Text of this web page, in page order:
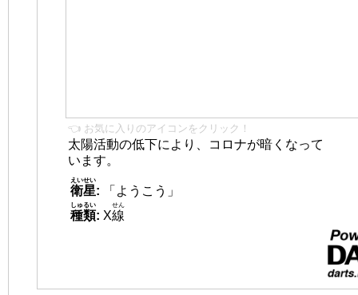
👈 お気に入りのアイコンをクリック！
太陽活動の低下により、コロナが暗くなって
います。
衛星
えいせい
:
「ようこう」
種類
しゅるい
: X線
せん